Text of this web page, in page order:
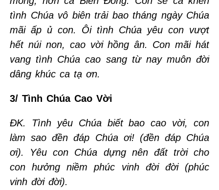
tình Chúa vô biên trải bao tháng ngày Chúa
mãi ấp ủ con. Ôi tình Chúa yêu con vượt
hết núi non, cao vời hồng ân. Con mãi hát
vang tình Chúa cao sang từ nay muôn đời
dâng khúc ca tạ ơn.
3/ Tình Chúa Cao Vời
ĐK. Tình yêu Chúa biết bao cao vời, con
làm sao đền đáp Chúa ơi! (đền đáp Chúa
ơi). Yêu con Chúa dựng nên đất trời cho
con hưởng niềm phúc vinh đời đời (phúc
vinh đời đời).